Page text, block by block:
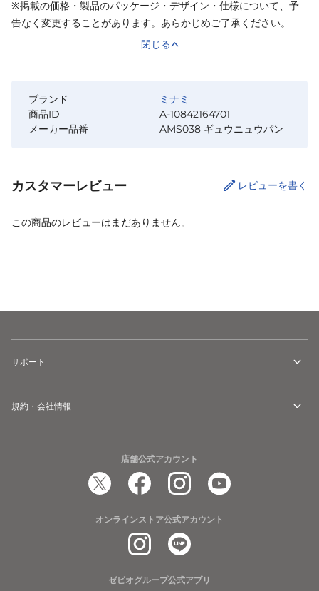
※掲載の価格・製品のパッケージ・デザイン・仕様について、予
告なく変更することがあります。あらかじめご了承ください。
閉じる
ブランド
ミナミ
商品ID
A-10842164701
メーカー品番
AMS038 ギュウニュウパン
カスタマーレビュー レビューを書く
この商品のレビューはまだありません。
サポート
規約・会社情報
店舗公式アカウント
オンラインストア公式アカウント
ゼビオグループ公式アプリ